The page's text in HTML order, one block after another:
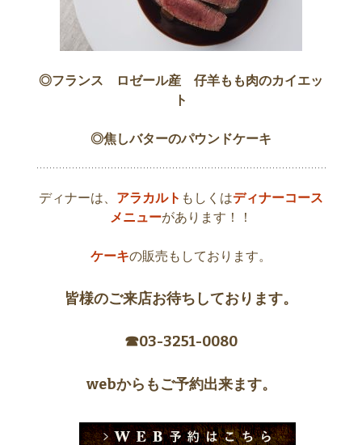
◎フランス ロゼール産 仔羊もも肉のカイエッ
ト
◎焦しバターのパウンドケーキ
ディナーは、 アラカルト もしくはディナーコース
メニューがあります！！
ケーキの販売もしております。
皆様のご来店お待ちしております。
☎︎03-3251-0080
webからもご予約出来ます。